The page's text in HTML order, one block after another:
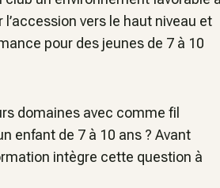
vers le haut niveau et
pour des jeunes de 7 à 10
domaines avec comme fil
enfant de 7 à 10 ans ? Avant
intègre cette question à